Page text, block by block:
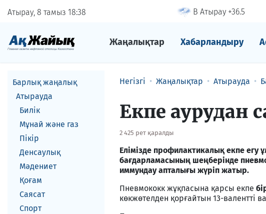
Атырау, 8 тамыз 18 38 В Атырау +36.5
Жаңалықтар Хабарландыру
Барлық жаңалық
Атырауда
Билік
Мұнай және газ
Пікір
Денсаулық
Мәдениет
Қоғам
Саясат
Спорт
Негізгі Жаңалықтар Атырауда
Екпе аурудан
2 425 рет қаралды
Елімізде профилактикалық екпе егу
бағдарламасының шеңберінде
иммундау апталығы жүріп жатыр.
Пневмококк жұқпасына қарсы екпе
көкжөтелден қорғайтын 13-валентті